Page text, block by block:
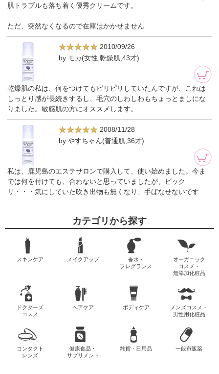
肌トラブルも落ち着く優秀クリームです。
ただ、突然なくなるので在庫はかかせません
2010/09/26
by モカ(女性,乾燥肌,43才)
乾燥肌の私は、何をつけてもピリピリしていたんですが、これは
しっとり感が長続きするし、毛穴のしわしわもちょっとましにな
りました。敏感肌の方にオススメします。
2008/11/28
by やすちゃん(普通肌,36才)
私は、鹿児島のエステサロンで購入して、使い始めました。今ま
では何を付けても、合わないと思っていましたが、ビック
リ・・・気にしていた吹き出物も無くなり、手ばなせないです
カテゴリから探す
スキンケア メイクアップ
香水・
フレグランス
オーガニック
コスメ・
無添加化粧品
ドクターズ
コスメ
ヘアケア ボディケア
メンズコスメ・
男性用化粧品
コンタクト
レンズ
健康食品・
サプリメント
雑貨・日用品 一般市販薬